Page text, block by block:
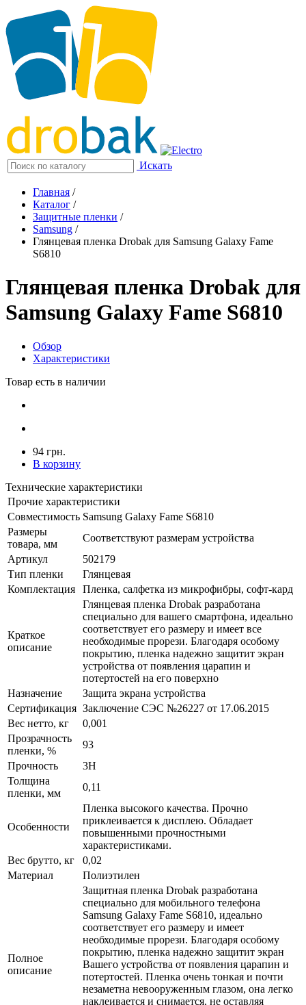
Искать
Главная /
Каталог /
Защитные пленки /
Samsung /
Глянцевая пленка Drobak для Samsung Galaxy Fame
S6810
Глянцевая пленка Drobak для
Samsung Galaxy Fame S6810
Обзор
Характеристики
Товар есть в наличии
94 грн.
В корзину
Технические характеристики
Прочие характеристики
Совместимость Samsung Galaxy Fame S6810
Размеры
товара, мм
Соответствуют размерам устройства
Артикул
502179
Тип пленки
Глянцевая
Комплектация
Пленка, салфетка из микрофибры, софт-кард
Краткое
описание
Глянцевая пленка Drobak разработана
специально для вашего смартфона, идеально
соответствует его размеру и имеет все
необходимые прорези. Благодаря особому
покрытию, пленка надежно защитит экран
устройства от появления царапин и
потертостей на его поверхно
Назначение
Защита экрана устройства
Сертификация Заключение СЭС №26227 от 17.06.2015
Вес нетто, кг
0,001
Прозрачность
пленки, %
93
Прочность
3H
Толщина
пленки, мм
0,11
Особенности
Пленка высокого качества. Прочно
приклеивается к дисплею. Обладает
повышенными прочностными
характеристиками.
Вес брутто, кг
0,02
Материал
Полиэтилен
Полное
описание
Защитная пленка Drobak разработана
специально для мобильного телефона
Samsung Galaxy Fame S6810, идеально
соответствует его размеру и имеет
необходимые прорези. Благодаря особому
покрытию, пленка надежно защитит экран
Вашего устройства от появления царапин и
потертостей. Пленка очень тонкая и почти
незаметна невооруженным глазом, она легко
наклеивается и снимается, не оставляя